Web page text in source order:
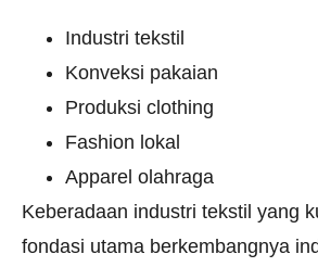
Industri tekstil
Konveksi pakaian
Produksi clothing
Fashion lokal
Apparel olahraga
Keberadaan industri tekstil yang
fondasi utama berkembangnya